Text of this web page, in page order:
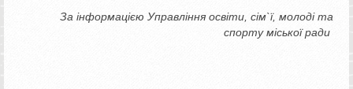
За інформацією Управління освіти, сім`ї, молоді та
спорту міської ради